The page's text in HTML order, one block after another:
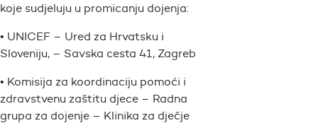
koje sudjeluju u promicanju dojenja:
• UNICEF – Ured za Hrvatsku i
Sloveniju, – Savska cesta 41, Zagreb
• Komisija za koordinaciju pomoći i
zdravstvenu zaštitu djece – Radna
grupa za dojenje – Klinika za dječje